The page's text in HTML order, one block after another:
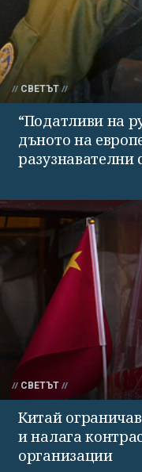
СВЕТЪТ
“Податливи на
дъното на
разузнавателни
СВЕТЪТ
Китай
и налага
организации